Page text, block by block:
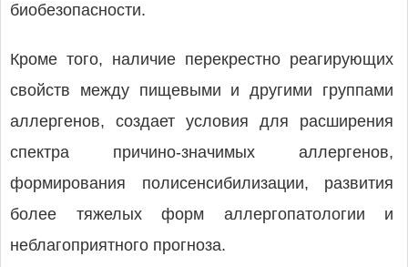
биобезопасности.
Кроме того, наличие перекрестно реагирующих
свойств между пищевыми и другими группами
аллергенов, создает условия для расширения
спектра причино-значимых аллергенов,
формирования полисенсибилизации, развития
более тяжелых форм аллергопатологии и
неблагоприятного прогноза.